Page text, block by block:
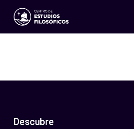
Eventos
ES
EN
Descubre